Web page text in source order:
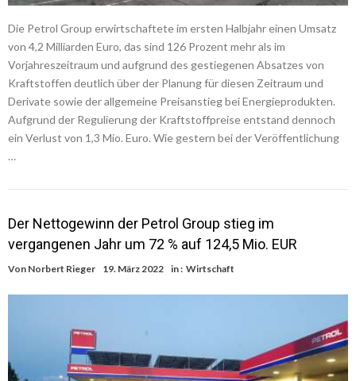
Die Petrol Group erwirtschaftete im ersten Halbjahr einen Umsatz
von 4,2 Milliarden Euro, das sind 126 Prozent mehr als im
Vorjahreszeitraum und aufgrund des gestiegenen Absatzes von
Kraftstoffen deutlich über der Planung für diesen Zeitraum und
Derivate sowie der allgemeine Preisanstieg bei Energieprodukten.
Aufgrund der Regulierung der Kraftstoffpreise entstand dennoch
ein Verlust von 1,3 Mio. Euro. Wie gestern bei der Veröffentlichung
…
Der Nettogewinn der Petrol Group stieg im
vergangenen Jahr um 72 % auf 124,5 Mio. EUR
Von Norbert Rieger 19. März 2022 in : Wirtschaft